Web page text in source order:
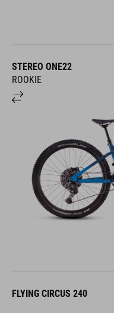
STEREO ONE22
ROOKIE
FLYING CIRCUS 240